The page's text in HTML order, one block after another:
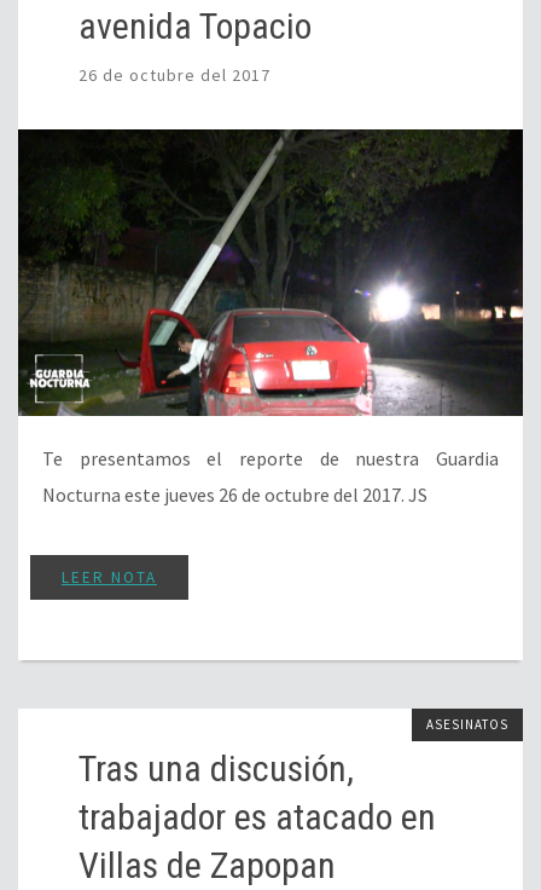
avenida Topacio
26 de octubre del 2017
Te presentamos el reporte de nuestra Guardia
Nocturna este jueves 26 de octubre del 2017. JS
LEER NOTA
ASESINATOS
Tras una discusión,
trabajador es atacado en
Villas de Zapopan